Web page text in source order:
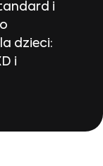
i
dzieci:
i